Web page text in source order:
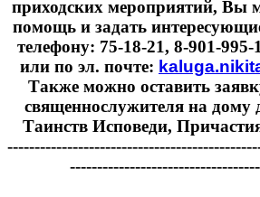
приходских мероприятий, Вы
помощь и задать
телефону: 75-18-21, 8-901-995-
или по эл. почте:
Также можно оставить
священнослужителя на дому
Таинств Исповеди,